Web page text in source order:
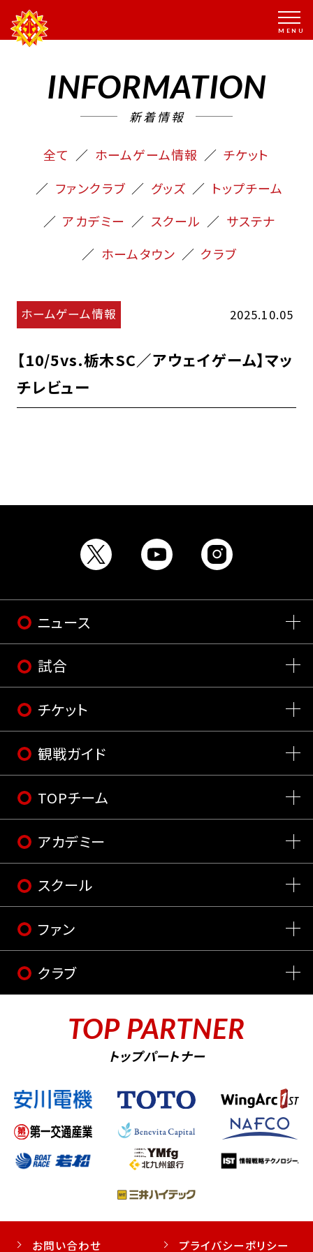
INFORMATION
新着情報
全て ホームゲーム情報
チケット
ファンクラブ
グッズ
トップチーム
アカデミー
スクール
サステナ
ホームタウン
クラブ
ホームゲーム情報 2025.10.05
【10/5vs.栃木SC／アウェイゲーム】マッ
チレビュー
ニュース
試合
チケット
観戦ガイド
TOPチーム
アカデミー
スクール
ファン
クラブ
TOP PARTNER
トップパートナー
お問い合わせ プライバシーポリシー